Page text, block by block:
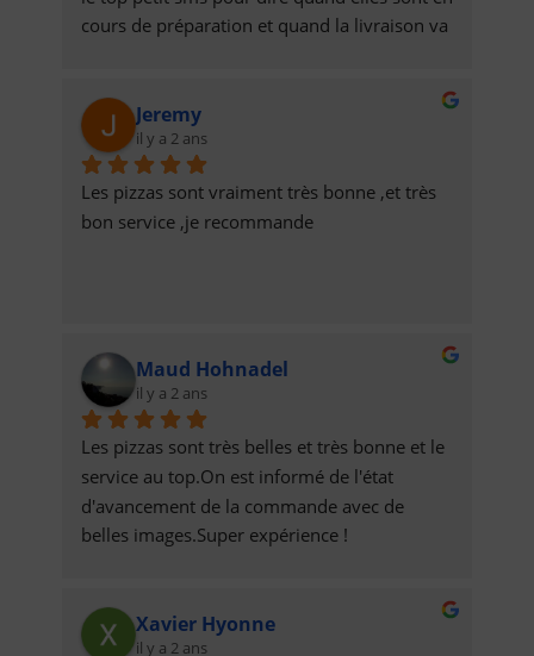
cours de préparation et quand la livraison va
Jeremy
il y a 2 ans
Les pizzas sont vraiment très bonne ,et très
bon service ,je recommande
Maud Hohnadel
il y a 2 ans
Les pizzas sont très belles et très bonne et le
service au top.On est informé de l'état
d'avancement de la commande avec de
belles images.Super expérience !
Xavier Hyonne
il y a 2 ans